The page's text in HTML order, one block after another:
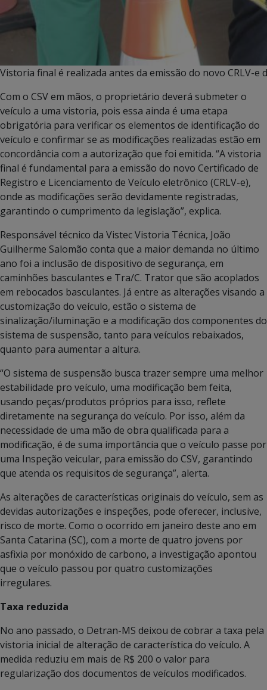
Vistoria final é realizada antes da emissão do novo CRLV-e
Com o CSV em mãos, o proprietário deverá submeter o
veículo a uma vistoria, pois essa ainda é uma etapa
obrigatória para verificar os elementos de identificação do
veículo e confirmar se as modificações realizadas estão em
concordância com a autorização que foi emitida. “A vistoria
final é fundamental para a emissão do novo Certificado de
Registro e Licenciamento de Veículo eletrônico (CRLV-e),
onde as modificações serão devidamente registradas,
garantindo o cumprimento da legislação”, explica.
Responsável técnico da Vistec Vistoria Técnica, João
Guilherme Salomão conta que a maior demanda no último
ano foi a inclusão de dispositivo de segurança, em
caminhões basculantes e Tra/C. Trator que são acoplados
em rebocados basculantes. Já entre as alterações visando a
customização do veículo, estão o sistema de
sinalização/iluminação e a modificação dos componentes do
sistema de suspensão, tanto para veículos rebaixados,
quanto para aumentar a altura.
“O sistema de suspensão busca trazer sempre uma melhor
estabilidade pro veículo, uma modificação bem feita,
usando peças/produtos próprios para isso, reflete
diretamente na segurança do veículo. Por isso, além da
necessidade de uma mão de obra qualificada para a
modificação, é de suma importância que o veículo passe por
uma Inspeção veicular, para emissão do CSV, garantindo
que atenda os requisitos de segurança”, alerta.
As alterações de características originais do veículo, sem as
devidas autorizações e inspeções, pode oferecer, inclusive,
risco de morte. Como o ocorrido em janeiro deste ano em
Santa Catarina (SC), com a morte de quatro jovens por
asfixia por monóxido de carbono, a investigação apontou
que o veículo passou por quatro customizações
irregulares.
Taxa reduzida
No ano passado, o Detran-MS deixou de cobrar a taxa pela
vistoria inicial de alteração de característica do veículo. A
medida reduziu em mais de R$ 200 o valor para
regularização dos documentos de veículos modificados.